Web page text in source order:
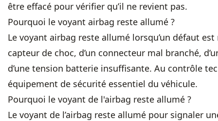
être effacé pour vérifier qu’il ne revient pas.
Pourquoi le voyant airbag reste allumé ?
Le voyant airbag reste allumé lorsqu’un défaut
capteur de choc, d’un connecteur mal branché,
d’une tension batterie insuffisante. Au contrôle
équipement de sécurité essentiel du véhicule.
Pourquoi le voyant de l'airbag reste allumé ?
Le voyant de l’airbag reste allumé pour signaler